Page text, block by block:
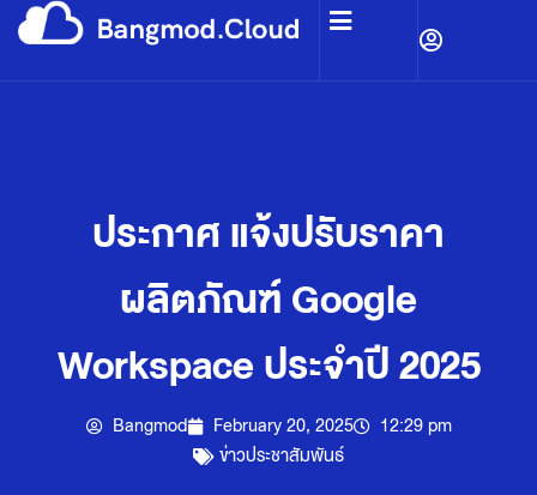
ประกาศ แจ้งปรับราคา
ผลิตภัณฑ์ Google
Workspace ประจำปี 2025
Bangmod February 20, 2025
12:29 pm
ข่าวประชาสัมพันธ์